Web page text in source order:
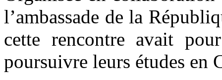
l’ambassade de la
cette rencontre avait
poursuivre leurs études en